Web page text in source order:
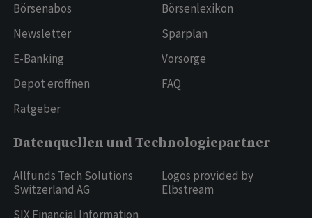
Börsenabos
Newsletter
E-Banking
Depot eröffnen
Ratgeber
Börsenlexikon
Sparplan
Vorsorge
FAQ
Datenquellen und Technologiepartner
Allfunds Tech Solutions
Switzerland AG
SIX Financial Information
Logos provided by
Elbstream